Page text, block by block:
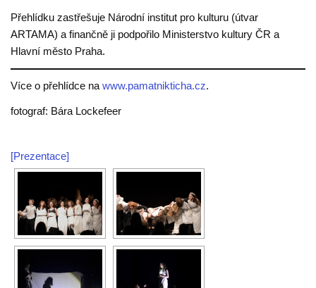
Přehlídku zastřešuje Národní institut pro kulturu (útvar
ARTAMA) a finančně ji podpořilo Ministerstvo kultury ČR a
Hlavní město Praha.
Více o přehlídce nawww.pamatnikticha.cz.
fotograf: Bára Lockefeer
[Prezentace]